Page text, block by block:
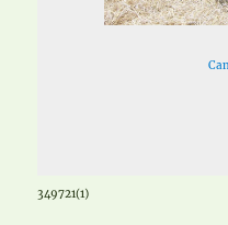
349721(1)